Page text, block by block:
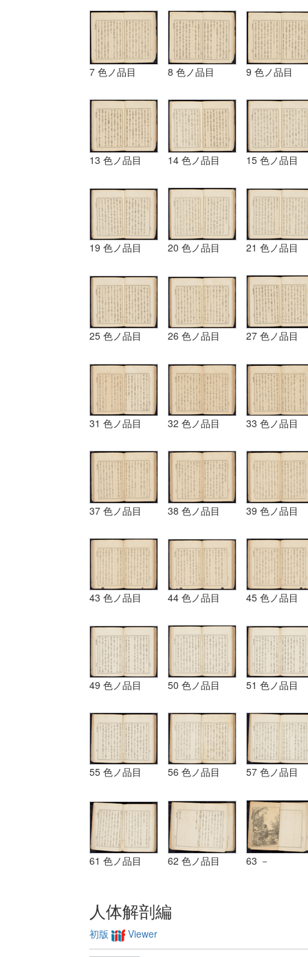
7 色ノ品目 8 色ノ品目 9 色ノ品目
13 色ノ品目 14 色ノ品目 15 色ノ品目
19 色ノ品目 20 色ノ品目 21 色ノ品目
25 色ノ品目 26 色ノ品目 27 色ノ品目
31 色ノ品目 32 色ノ品目 33 色ノ品目
37 色ノ品目 38 色ノ品目 39 色ノ品目
43 色ノ品目 44 色ノ品目 45 色ノ品目
49 色ノ品目 50 色ノ品目 51 色ノ品目
55 色ノ品目 56 色ノ品目 57 色ノ品目
61 色ノ品目 62 色ノ品目 63 －
人体解剖編
初版 Viewer